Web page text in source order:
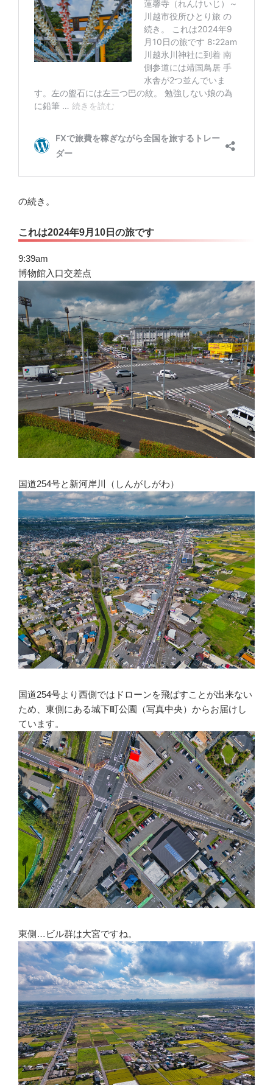
の続き。
これは2024年9月10日の旅です
9:39am
博物館入口交差点
国道254号と新河岸川（しんがしがわ）
国道254号より西側ではドローンを飛ばすことが出来ない
ため、東側にある城下町公園（写真中央）からお届けし
ています。
東側…ビル群は大宮ですね。